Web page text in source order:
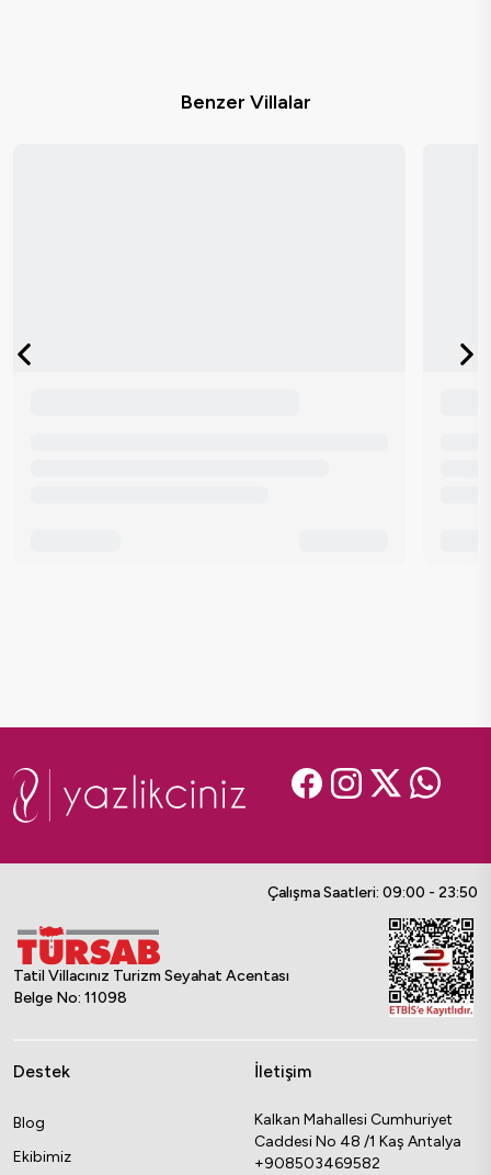
Benzer Villalar
Çalışma Saatleri: 09:00 - 23:50
Tatil Villacınız Turizm Seyahat Acentası
Belge No: 11098
Destek
Blog
Ekibimiz
İletişim
Kalkan Mahallesi Cumhuriyet
Caddesi No 48 /1 Kaş Antalya
+908503469582